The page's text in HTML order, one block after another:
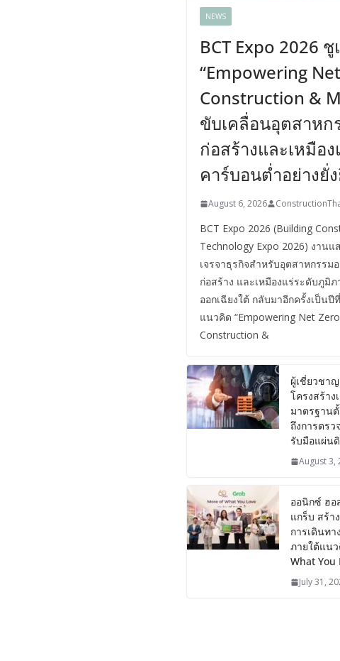
NEWS
BCT Expo 2026
“Empowering
Construction &
ขับเคลื่อนอุตสาหก
ก่อสร้างและเหมือ
คาร์บอนต่ำอย่างยั่
August 6, 2026
BCT Expo 2026 (Building
Technology Expo 2026) งาน
เจรจาธุรกิจสำหรับอุตสาหกรรม
ก่อสร้าง และเหมืองแร่ระดับภูมิภ
ออกเฉียงใต้ กลับมาอีกครั้งเป็นปี
แนวคิด “Empowering Net
Construction &
ผู้เชี่ยวชา
โครงสร้า
มาตรฐาน
ถึงการตรว
รับมือแผ่น
August 3,
ออนิกซ์ ฮอ
แกร็บ สร้า
การเดินท
ภายใต้แน
What You
July 31,